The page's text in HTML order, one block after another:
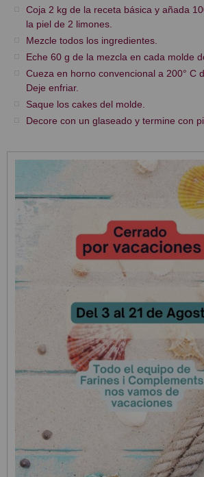
Coja 2 kg de la receta básica y añada
la piel de 2 limones.
Mezcle todos los ingredientes.
Eche 60 g de la mezcla en cada molde
Cueza en horno convencional a 200° C
Deje enfriar.
Saque los cakes del molde.
Decore con un glaseado y termine con